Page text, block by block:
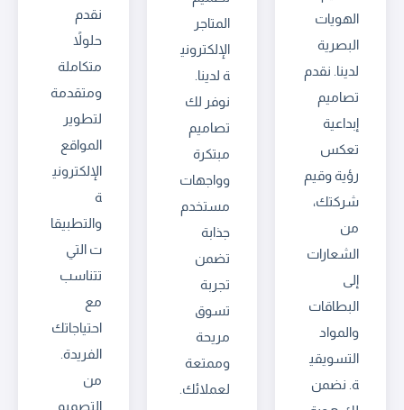
الهويات
البصرية
لدينا. نقدم
تصاميم
إبداعية
تعكس
رؤية وقيم
شركتك،
من
الشعارات
إلى
البطاقات
والمواد
التسويقي
ة. نضمن
المتاجر
الإلكتروني
ة لدينا.
نوفر لك
تصاميم
مبتكرة
وواجهات
مستخدم
جذابة
تضمن
تجربة
تسوق
مريحة
وممتعة
لعملائك.
نقدم
حلولاً
متكاملة
ومتقدمة
لتطوير
المواقع
الإلكتروني
ة
والتطبيقا
ت التي
تتناسب
مع
احتياجاتك
الفريدة.
من
التصميم